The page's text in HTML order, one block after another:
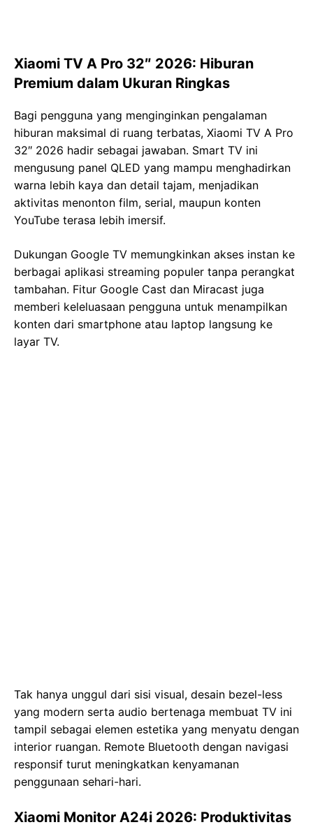
Xiaomi TV A Pro 32″ 2026: Hiburan
Premium dalam Ukuran Ringkas
Bagi pengguna yang menginginkan pengalaman
hiburan maksimal di ruang terbatas, Xiaomi TV A Pro
32″ 2026 hadir sebagai jawaban. Smart TV ini
mengusung panel QLED yang mampu menghadirkan
warna lebih kaya dan detail tajam, menjadikan
aktivitas menonton film, serial, maupun konten
YouTube terasa lebih imersif.
Dukungan Google TV memungkinkan akses instan ke
berbagai aplikasi streaming populer tanpa perangkat
tambahan. Fitur Google Cast dan Miracast juga
memberi keleluasaan pengguna untuk menampilkan
konten dari smartphone atau laptop langsung ke
layar TV.
Tak hanya unggul dari sisi visual, desain bezel-less
yang modern serta audio bertenaga membuat TV ini
tampil sebagai elemen estetika yang menyatu dengan
interior ruangan. Remote Bluetooth dengan navigasi
responsif turut meningkatkan kenyamanan
penggunaan sehari-hari.
Xiaomi Monitor A24i 2026: Produktivitas